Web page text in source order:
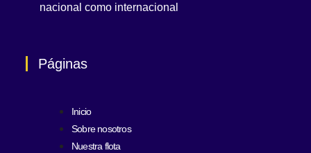
nacional como internacional
Páginas
Inicio
Sobre nosotros
Nuestra flota